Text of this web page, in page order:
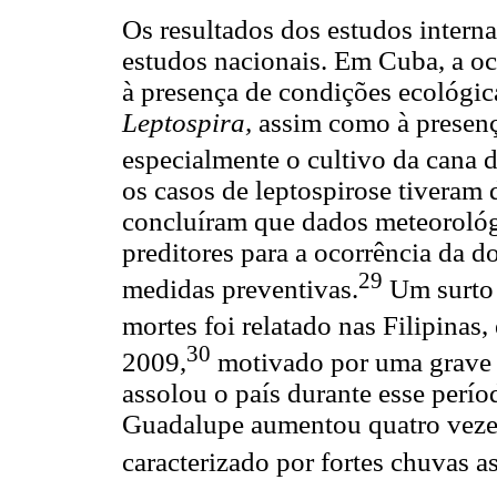
Os resultados dos estudos
estudos nacionais. Em Cuba, a
à presença de condições
Leptospira, assim como à
especialmente o cultivo da cana
os casos de leptospirose
concluíram que dados
preditores para a ocorrência da
medidas preventivas.29 Um surto
mortes foi relatado nas Filipinas,
2009,30 motivado por uma grave
assolou o país durante esse
Guadalupe aumentou quatro
caracterizado por fortes chuvas